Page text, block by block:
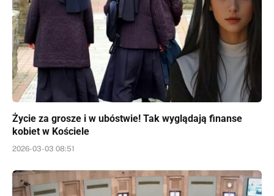
Życie za grosze i w ubóstwie! Tak wyglądają finanse
kobiet w Kościele
2026-03-03 08:51